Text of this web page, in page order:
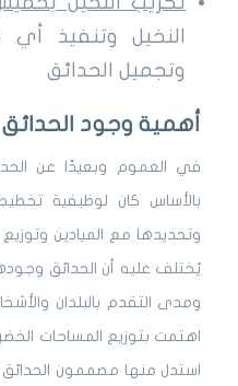
النخيل وتنفيذ
وتجميل الحدائق
أهمية وجود الحدائق
في العموم وبعيدًا عن
بالأساس كان لوظيفية
وتحديدها مع الميادين وتوزيع
يُختلف عليه أن الحدائق
ومدى التقدم بالبلدان
اهتمت بتوزيع المساحات
استدل منها مصممون